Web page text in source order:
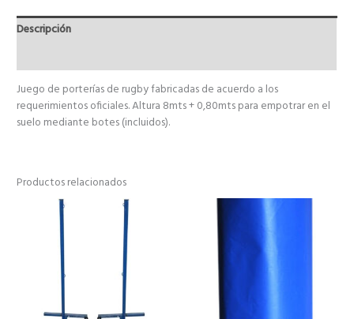
Descripción
Juego de porterías de rugby fabricadas de acuerdo a los
requerimientos oficiales. Altura 8mts + 0,80mts para empotrar en el
suelo mediante botes (incluidos).
Productos relacionados